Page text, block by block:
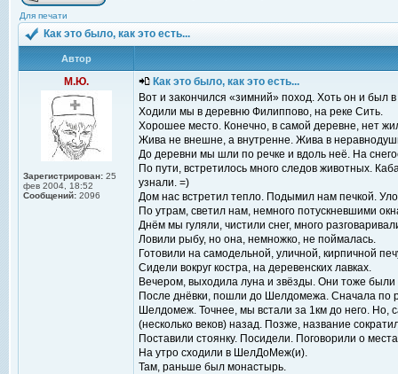
Для печати
Как это было, как это есть...
Автор
М.Ю.
Зарегистрирован: 25
фев 2004, 18:52
Сообщений: 2096
Как это было, как это есть...
Вот и закончился «зимний» поход. Хоть он и был
Ходили мы в деревню Филиппово, на реке Сить.
Хорошее место. Конечно, в самой деревне, нет
Жива не внешне, а внутренне. Жива в
До деревни мы шли по речке и вдоль неё. На
По пути, встретилось много следов животных.
узнали. =)
Дом нас встретил тепло. Подымил нам печкой.
По утрам, светил нам, немного потускневшими
Днём мы гуляли, чистили снег, много
Ловили рыбу, но она, немножко, не поймалась.
Готовили на самодельной, уличной, кирпичной
Сидели вокруг костра, на деревенских лавках.
Вечером, выходила луна и звёзды. Они тоже были
После днёвки, пошли до Шелдомежа. Сначала по
Шелдомеж. Точнее, мы встали за 1км до него.
(несколько веков) назад. Позже, название
Поставили стоянку. Посидели. Поговорили о
На утро сходили в ШелДоМеж(и).
Там, раньше был монастырь.